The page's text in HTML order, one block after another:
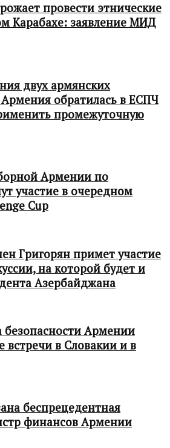
провести этнические
Карабахе: заявление МИД
двух армянских
обратилась в ЕСПЧ
промежуточную
Армении по
участие в очередном
Cup
Григорян примет участие
на которой будет и
Азербайджана
безопасности Армении
встречи в Словакии и в
беспрецедентная
финансов Армении